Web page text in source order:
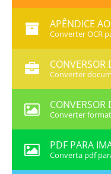
APÊNDICE
Converter OCR
CONVERSOR
Converter
CONVERSOR
Converter
PDF PARA
Converta pdf